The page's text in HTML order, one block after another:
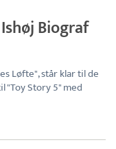
Biograf
Løfte", står klar til de
"Toy Story 5" med